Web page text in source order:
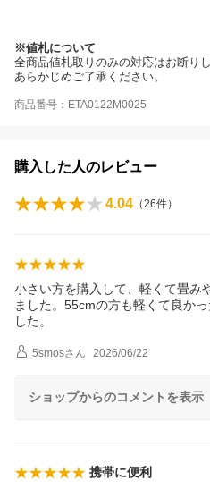
※値札について
全商品値札取りのみの対応はお断り
あらかじめご了承ください。
商品番号：ETA0122M0025
購入した人のレビュー
4.04 （26件）
小さい方を購入して、軽くて畳み
ました。55cmの方も軽くて良か
した。
5smosさん 2026/06/22
ショップからのコメントを表示
携帯に便利